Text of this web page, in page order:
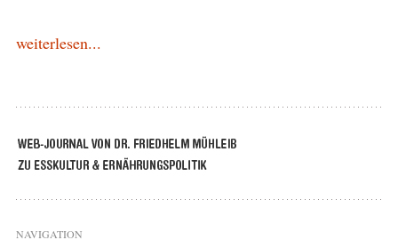
weiterlesen...
NAVIGATION